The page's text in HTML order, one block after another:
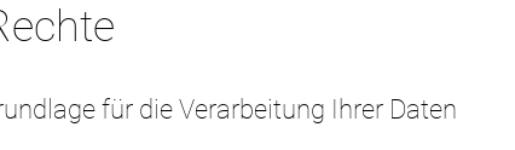
für die Verarbeitung Ihrer Daten